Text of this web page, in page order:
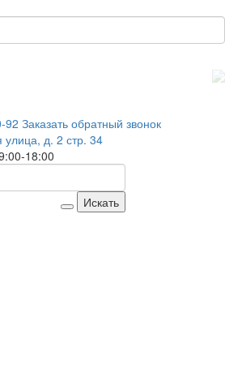
92 Заказать обратный звонок
улица, д. 2 стр. 34
18:00
Искать